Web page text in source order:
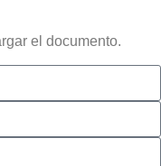
el documento.